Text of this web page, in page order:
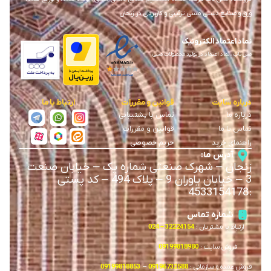
ورق و صنایع دستی مسی تزئینی و کاربردی در زنجان
نماد اعتماد الکترونیک
مس ناب ، نماد اعتماد در تولید محصولات مسی
درباره سایت
درباره ما
تماس با ما
راهنمای خرید
قوانین و مقررات
تماس با پشتیبانی
قوانین و مقررات
حریم خصوصی
ارتباط با ما
آدرس ما:
زنجان–شهرک صنعتی شماره یک–خیابان صنعت
3
–خیابان یاوران 9 –
پلاک 494 – کد پستی
:
4533154178
شماره تماس
ارتباط با مشتریان : 32224154 – 024
فروش سایت :09199818980
فروش عمده و سازمانی :09196732588
–
09199818853